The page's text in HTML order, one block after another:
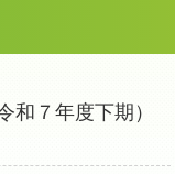
和７年度下期）